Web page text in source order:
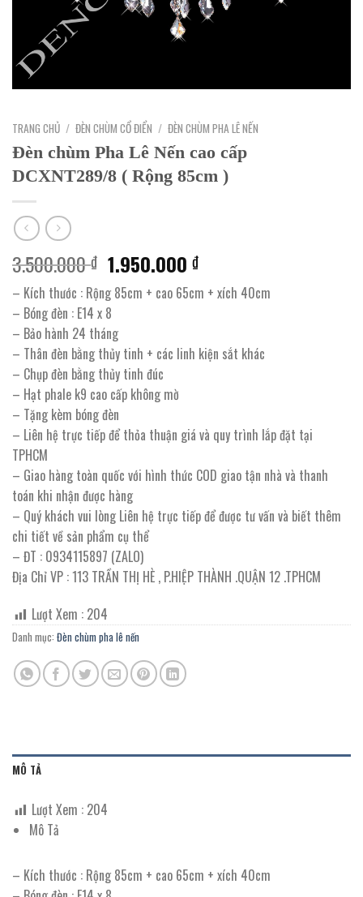
TRANG CHỦ / ĐÈN CHÙM CỔ ĐIỂN / ĐÈN CHÙM PHA LÊ NẾN
Đèn chùm Pha Lê Nến cao cấp
DCXNT289/8 ( Rộng 85cm )
3.500.000₫ Giá
gốc
là:
3.500.000 ₫.
1.950.000₫Giá
hiện
tại
1.950.000 ₫.
– Kích thước : Rộng 85cm + cao 65cm + xích 40cm
– Bóng đèn : E14 x 8
– Bảo hành 24 tháng
– Thân đèn bằng thủy tinh + các linh kiện sắt khác
– Chụp đèn bằng thủy tinh đúc
– Hạt phale k9 cao cấp không mờ
– Tặng kèm bóng đèn
– Liên hệ trực tiếp để thỏa thuận giá và quy trình lắp đặt tại
TPHCM
– Giao hàng toàn quốc với hình thức COD giao tận nhà và thanh
toán khi nhận được hàng
– Quý khách vui lòng Liên hệ trực tiếp để được tư vấn và biết thêm
chi tiết về sản phẩm cụ thể
– ĐT : 0934115897 (ZALO)
Địa Chỉ VP : 113 TRẦN THỊ HÈ , P.HIỆP THÀNH .QUẬN 12 .TPHCM
Lượt Xem : 204
Danh mục: Đèn chùm pha lê nến
MÔ TẢ
Lượt Xem : 204
Mô Tả
– Kích thước : Rộng 85cm + cao 65cm + xích 40cm